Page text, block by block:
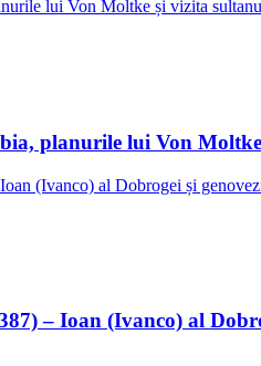
planurile lui Von
– Ioan (Ivanco) al